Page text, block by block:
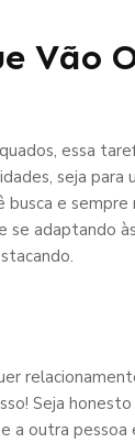
Vão
essa
seja para
busca e
adaptando
Seja
a outra pessoa